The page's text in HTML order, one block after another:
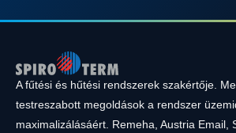
A fűtési és hűtési rendszerek szakértője.
testreszabott megoldások a rendszer
maximalizálásáért. Remeha, Austria Email,